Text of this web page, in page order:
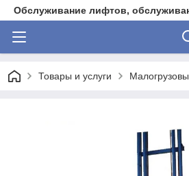
Обслуживание лифтов,
Товары и услуги